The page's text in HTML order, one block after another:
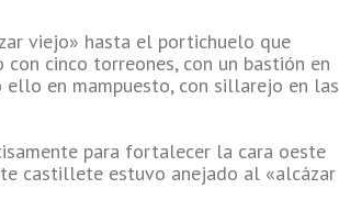
viejo» hasta el portichuelo que
cinco torreones, con un bastión en
ello en mampuesto, con sillarejo en las
para fortalecer la cara oeste
castillete estuvo anejado al «alcázar